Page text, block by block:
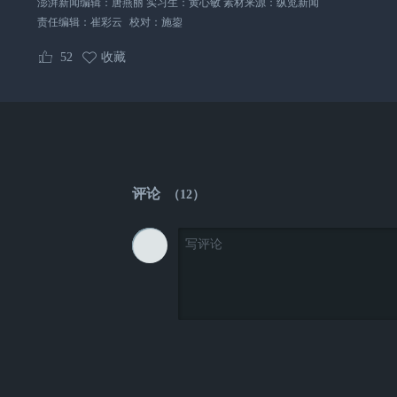
澎湃新闻编辑：唐燕丽 实习生：黄心敏 素材来源：纵览新闻
责任编辑： 崔彩云 校对： 施鋆
52 收藏
评论 （12）